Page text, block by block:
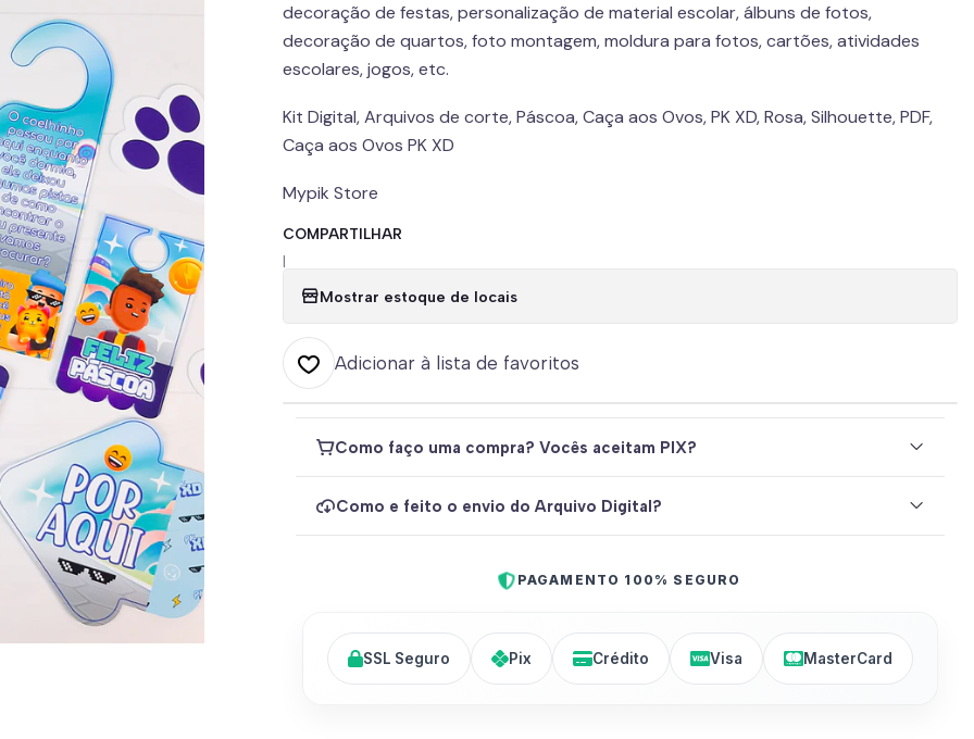
decoração de festas, personalização de material escolar, álbuns de fotos,
decoração de quartos, foto montagem, moldura para fotos, cartões, atividades
escolares, jogos, etc.
Kit Digital, Arquivos de corte, Páscoa, Caça aos Ovos, PK XD, Rosa, Silhouette, PDF,
Caça aos Ovos PK XD
Mypik Store
COMPARTILHAR
|
Mostrar estoque de locais
Adicionar à lista de favoritos
Como faço uma compra? Vocês aceitam PIX?
Como e feito o envio do Arquivo Digital?
PAGAMENTO 100% SEGURO
SSL Seguro Pix Crédito Visa MasterCard